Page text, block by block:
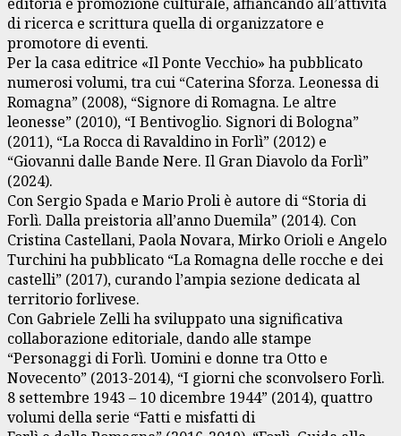
di ricerca e scrittura quella di organizzatore e
promotore di eventi.
Per la casa editrice «Il Ponte Vecchio» ha pubblicato
numerosi volumi, tra cui “Caterina Sforza. Leonessa di
Romagna” (2008), “Signore di Romagna. Le altre
leonesse” (2010), “I Bentivoglio. Signori di Bologna”
(2011), “La Rocca di Ravaldino in Forlì” (2012) e
“Giovanni dalle Bande Nere. Il Gran Diavolo da Forlì”
(2024).
Con Sergio Spada e Mario Proli è autore di “Storia di
Forlì. Dalla preistoria all’anno Duemila” (2014). Con
Cristina Castellani, Paola Novara, Mirko Orioli e Angelo
Turchini ha pubblicato “La Romagna delle rocche e dei
castelli” (2017), curando l’ampia sezione dedicata al
territorio forlivese.
Con Gabriele Zelli ha sviluppato una significativa
collaborazione editoriale, dando alle stampe
“Personaggi di Forlì. Uomini e donne tra Otto e
Novecento” (2013-2014), “I giorni che sconvolsero Forlì.
8 settembre 1943 – 10 dicembre 1944” (2014), quattro
volumi della serie “Fatti e misfatti di